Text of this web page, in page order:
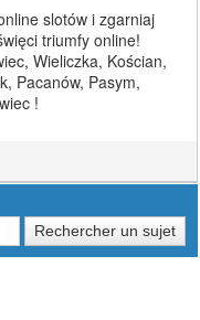
slotów i zgarniaj
triumfy online!
Wieliczka, Kościan,
Pacanów, Pasym,
!